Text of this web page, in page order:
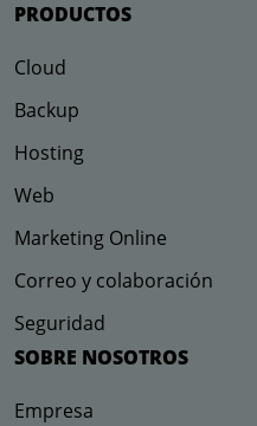
PRODUCTOS
Cloud
Backup
Hosting
Web
Marketing Online
Correo y colaboración
Seguridad
SOBRE NOSOTROS
Empresa